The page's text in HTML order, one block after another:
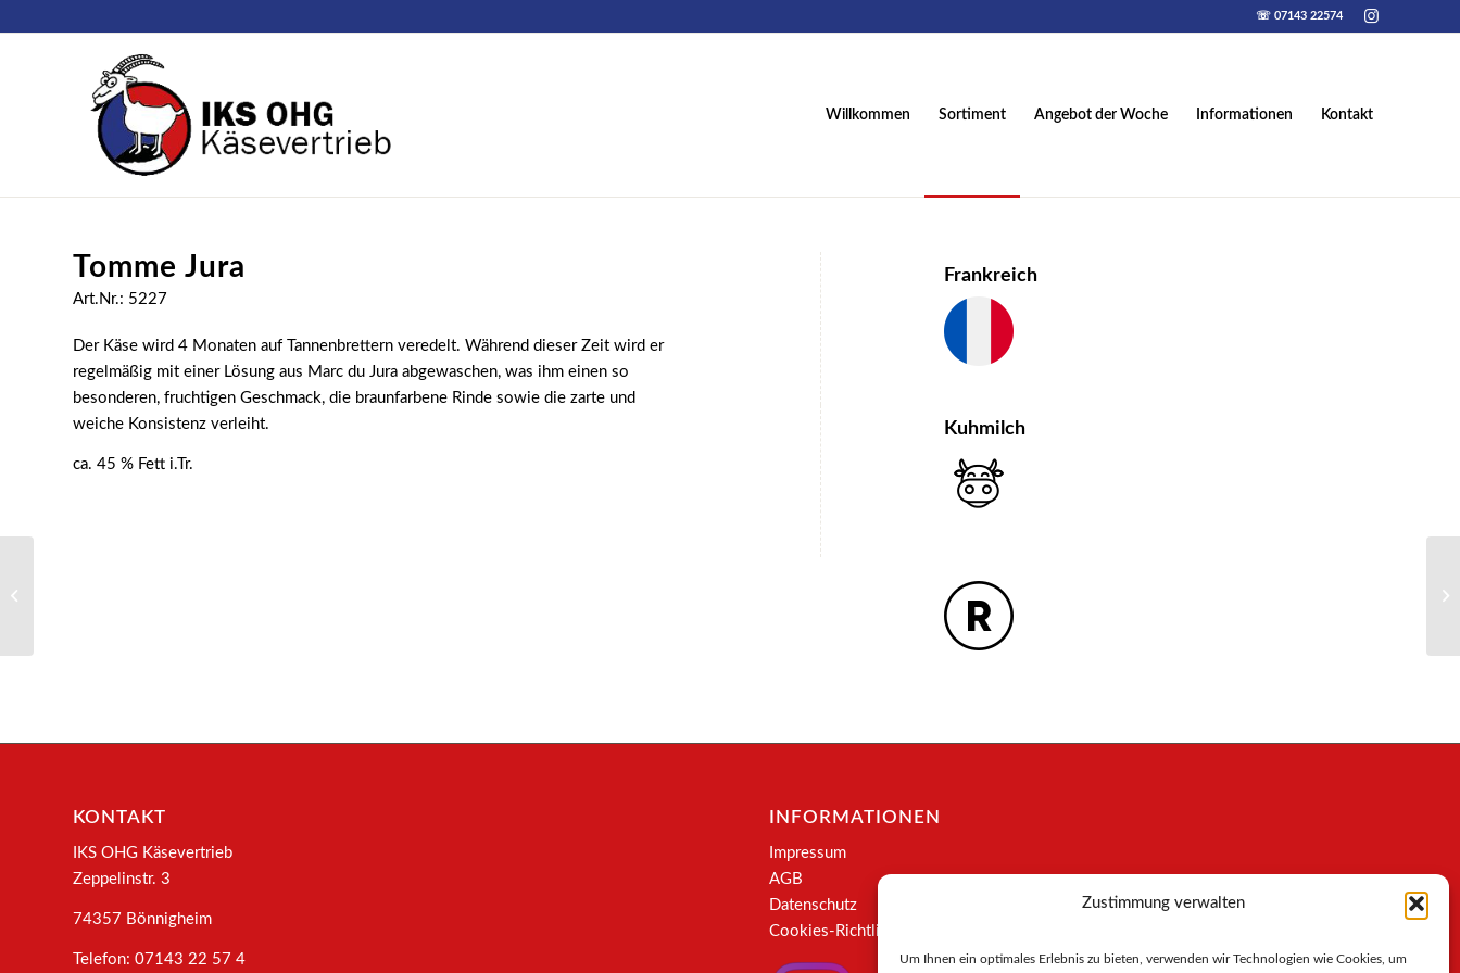
Zustimmung verwalten
Um Ihnen ein optimales Erlebnis zu bieten, verwenden wir Technologien wie Cookies, um
☏ 07143 22574
Willkommen Sortiment Angebot der Woche Informationen Kontakt
Tomme Jura
Art.Nr.: 5227
Der Käse wird 4 Monaten auf Tannenbrettern veredelt. Während dieser Zeit wird er
regelmäßig mit einer Lösung aus Marc du Jura abgewaschen, was ihm einen so
besonderen, fruchtigen Geschmack, die braunfarbene Rinde sowie die zarte und
weiche Konsistenz verleiht.
ca. 45 % Fett i.Tr.
Frankreich
Kuhmilch
KONTAKT
IKS OHG Käsevertrieb
Zeppelinstr. 3
74357 Bönnigheim
Telefon: 07143 22 57 4
INFORMATIONEN
Impressum
AGB
Datenschutz
Cookies-Richtlinie